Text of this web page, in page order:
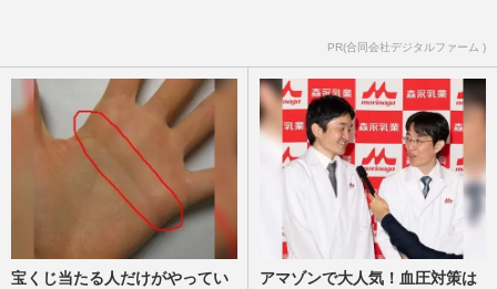
PR(合同会社デジタルファーム )
宝くじ当たる人だけがやってい
アマゾンで大人気！血圧対策は